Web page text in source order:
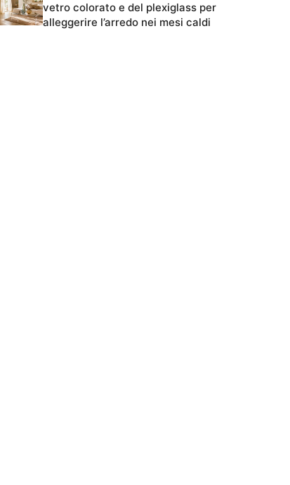
vetro colorato e del plexiglass per
alleggerire l’arredo nei mesi caldi